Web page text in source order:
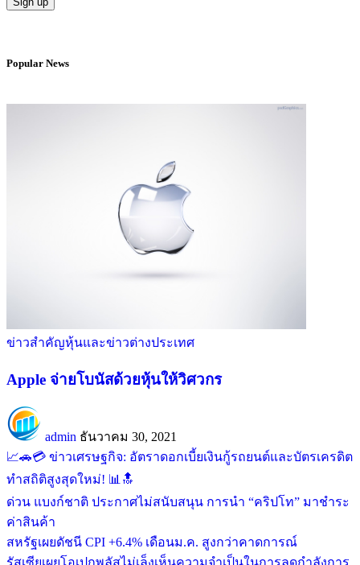
Popular News
ข่าวสำคัญหุ้นและข่าวต่างประเทศ
Apple จ่ายโบนัสด้วยหุ้นให้วิศวกร
admin ธันวาคม 30, 2021
📈🚗💳 ข่าวเศรษฐกิจ: อัตราดอกเบี้ยเงินกู้รถยนต์และบัตรเครดิต
ทำสถิติสูงสุดใหม่! 📊🔝
ด่วน แบงก์ชาติ ประกาศไม่สนับสนุน การนำ “คริปโท” มาชำระ
ค่าสินค้า
สหรัฐเผยดัชนี CPI +6.4% เดือนม.ค. สูงกว่าคาดการณ์